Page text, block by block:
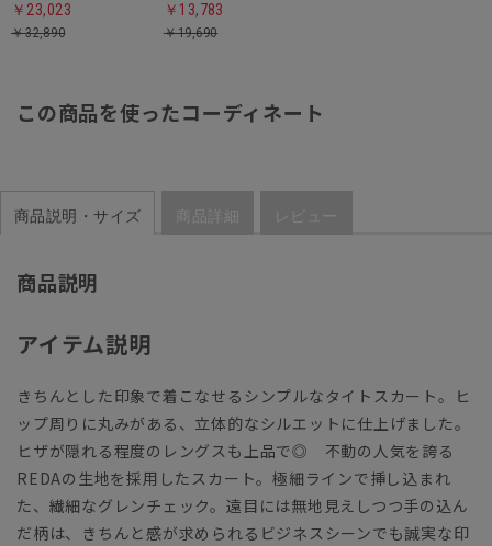
￥23,023
￥32,890
￥13,783
￥19,690
この商品を使ったコーディネート
商品説明・サイズ 商品詳細 レビュー
商品説明
アイテム説明
きちんとした印象で着こなせるシンプルなタイトスカート。ヒ
ップ周りに丸みがある、立体的なシルエットに仕上げました。
ヒザが隠れる程度のレングスも上品で◎ 不動の人気を誇る
REDAの生地を採用したスカート。極細ラインで挿し込まれ
た、繊細なグレンチェック。遠目には無地見えしつつ手の込ん
だ柄は、きちんと感が求められるビジネスシーンでも誠実な印